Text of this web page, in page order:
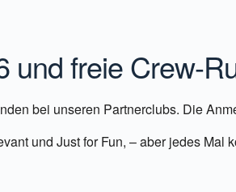
und freie Crew-
bei unseren Partnerclubs. Die
und Just for Fun, – aber jedes